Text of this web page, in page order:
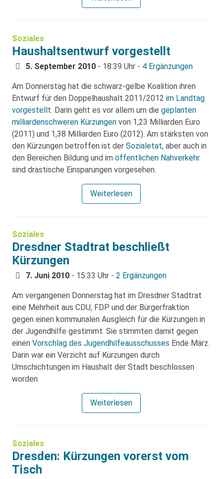
Soziales
Haushaltsentwurf vorgestellt
5. September 2010 - 18:39 Uhr - 4 Ergänzungen
Am Donnerstag hat die schwarz-gelbe Koalition ihren
Entwurf für den Doppelhaushalt 2011/2012 im Landtag
vorgestellt. Darin geht es vor allem um die geplanten
milliardenschweren Kürzungen von 1,23 Milliarden Euro
(2011) und 1,38 Milliarden Euro (2012). Am stärksten von
den Kürzungen betroffen ist der Sozialetat, aber auch in
den Bereichen Bildung und im öffentlichen Nahverkehr
sind drastische Einsparungen vorgesehen.
Weiterlesen
Soziales
Dresdner Stadtrat beschließt
Kürzungen
7. Juni 2010 - 15:33 Uhr - 2 Ergänzungen
Am vergangenen Donnerstag hat im Dresdner Stadtrat
eine Mehrheit aus CDU, FDP und der Bürgerfraktion
gegen einen kommunalen Ausgleich für die Kürzungen in
der Jugendhilfe gestimmt. Sie stimmten damit gegen
einen Vorschlag des Jugendhilfeausschusses Ende März.
Darin war ein Verzicht auf Kürzungen durch
Umschichtungen im Haushalt der Stadt beschlossen
worden.
Weiterlesen
Soziales
Dresden: Kürzungen vorerst vom
Tisch